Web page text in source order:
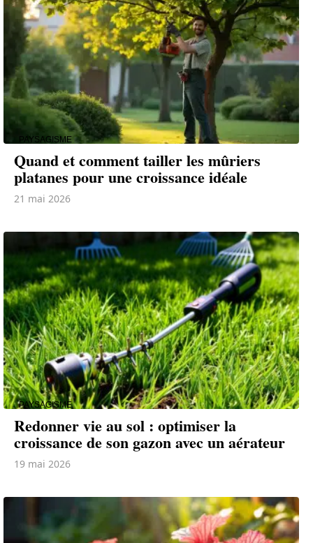
PAYSAGISME
Quand et comment tailler les mûriers
platanes pour une croissance idéale
21 mai 2026
PAYSAGISME
Redonner vie au sol : optimiser la
croissance de son gazon avec un aérateur
19 mai 2026